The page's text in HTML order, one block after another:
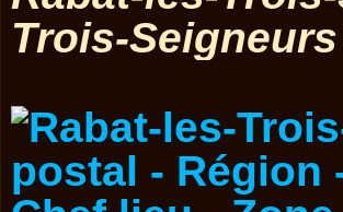
Trois-Seigneurs